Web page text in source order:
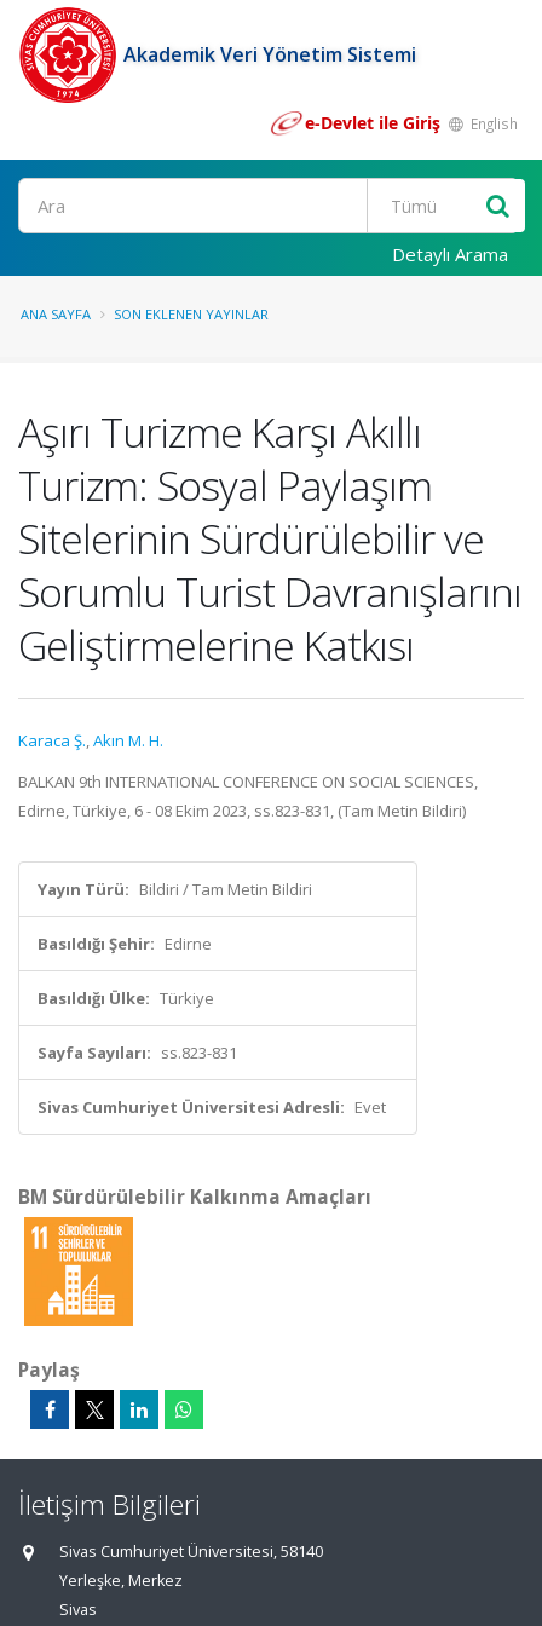
Akademik Veri Yönetim Sistemi
e-Devlet ile Giriş English
Ara
Detaylı Arama
ANA SAYFA SON EKLENEN YAYINLAR
Aşırı Turizme Karşı Akıllı
Turizm: Sosyal Paylaşım
Sitelerinin Sürdürülebilir ve
Sorumlu Turist Davranışlarını
Geliştirmelerine Katkısı
Karaca Ş.,Akın M. H.
BALKAN 9th INTERNATIONAL CONFERENCE ON SOCIAL SCIENCES,
Edirne, Türkiye, 6 - 08 Ekim 2023, ss.823-831, (Tam Metin Bildiri)
Yayın Türü: Bildiri / Tam Metin Bildiri
Basıldığı Şehir: Edirne
Basıldığı Ülke: Türkiye
Sayfa Sayıları: ss.823-831
Sivas Cumhuriyet Üniversitesi Adresli: Evet
BM Sürdürülebilir Kalkınma Amaçları
Paylaş
İletişim Bilgileri
Sivas Cumhuriyet Üniversitesi, 58140
Yerleşke, Merkez
Sivas